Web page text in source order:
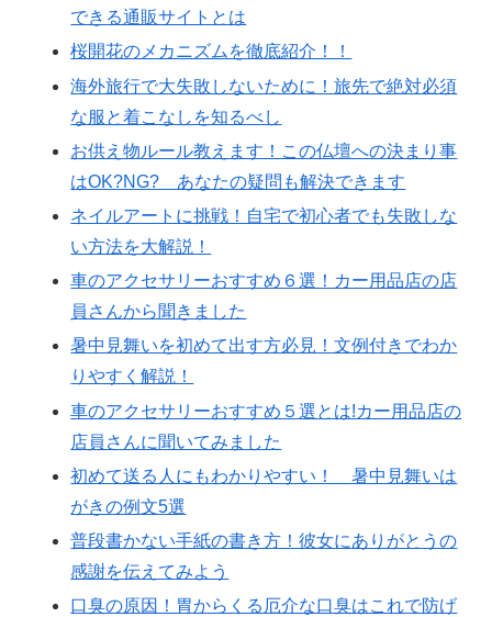
できる通販サイトとは
桜開花のメカニズムを徹底紹介！！
海外旅行で大失敗しないために！旅先で絶対必須
な服と着こなしを知るべし
お供え物ルール教えます！この仏壇への決まり事
はOK?NG? あなたの疑問も解決できます
ネイルアートに挑戦！自宅で初心者でも失敗しな
い方法を大解説！
車のアクセサリーおすすめ６選！カー用品店の店
員さんから聞きました
暑中見舞いを初めて出す方必見！文例付きでわか
りやすく解説！
車のアクセサリーおすすめ５選とは!カー用品店の
店員さんに聞いてみました
初めて送る人にもわかりやすい！ 暑中見舞いは
がきの例文5選
普段書かない手紙の書き方！彼女にありがとうの
感謝を伝えてみよう
口臭の原因！胃からくる厄介な口臭はこれで防げ